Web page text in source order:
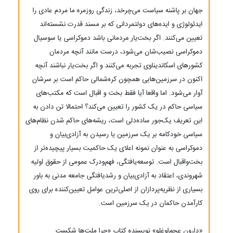
جهان بر پاشنه سیاست می‌چرخد، زندگی روزمره ما مردم عادی را
ایدئولوژی و ایده‌های دولتمردانی که بر مسند قدرت نشسته‌اند
تعیین می‌کنند. اگر بخت‌یار مردمانی باشد دموکراسی یا سوسیال
دموکراسی نصیب‌شان می‌شود، درست مانند آنچه مردمان
کشورهای اسکاندیناوی تجربه می‌کنند و اگر بخت‌یار نباشند آنچه
اکنون در سرزمین‌هایی همچون کره‌شمالی حاکم است بر سرشان
آوار می‌شود. اما واقعا آیا فقط بخت و اقبال است که مکتب‌های
سیاسی حاکم در یک کشور را تعیین می‌کند؟ احتمالا تن دادن به
این تعریف یک‌جور ساده‌دلی است، ریشه‌های حاکم شدن نظام‌های
سیاسی خودکامه بر یک سرزمین یا رسیدن به آزادی‌بیان و
دموکراسی به عنوان نمونه اعلای یک حاکمیت بسیار پیچیده‌تر از
بخت‌واقبال است. توسعه‌یافتگی، فهم‌ودرک عمومی از حقوق اولیه
شهروندی، اعتقاد به آزادی‌بیان و رشدیافتگی جامعه مدنی به باور
بسیاری از نظریه‌پردازان از اصلی‌ترین عوامل تعیین‌کننده برای روی
کارآمدن حاکمان در یک سرزمین است.